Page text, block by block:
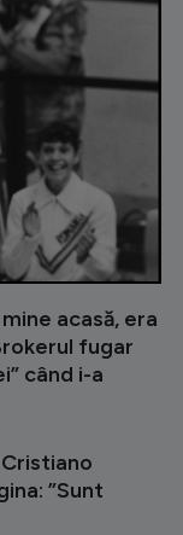
acasă, era
fugar
când i-a
”Sunt